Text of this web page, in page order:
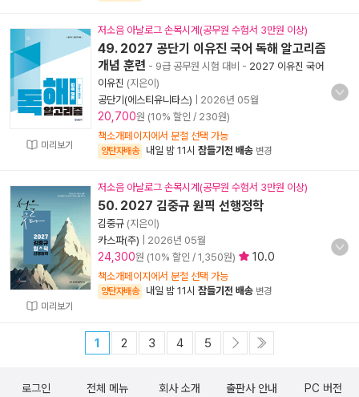
미리보기
저소음 아날로그 손목시계(공무원 수험서 3만원 이상)
49. 2027 공단기 이유진 국어 독해 알고리즘
개념 훈련 - 9급 공무원 시험 대비 - 2027 이유진 국어
이유진 (지은이)
공단기(에스티유니타스)
2026년 05월
20,700원 (10% 할인 / 230원)
책소개페이지에서 분철 선택 가능
양탄자배송 내일 밤 11시 잠들기전 배송 변경
미리보기
저소음 아날로그 손목시계(공무원 수험서 3만원 이상)
50. 2027 김중규 원픽 선행정학
김중규 (지은이)
카스파(주)
2026년 05월
24,300원 (10% 할인 / 1,350원) 10.0
책소개페이지에서 분철 선택 가능
양탄자배송 내일 밤 11시 잠들기전 배송 변경
1 2 3 4 5
로그인 전체 메뉴 회사 소개 출판사 안내 PC 버전